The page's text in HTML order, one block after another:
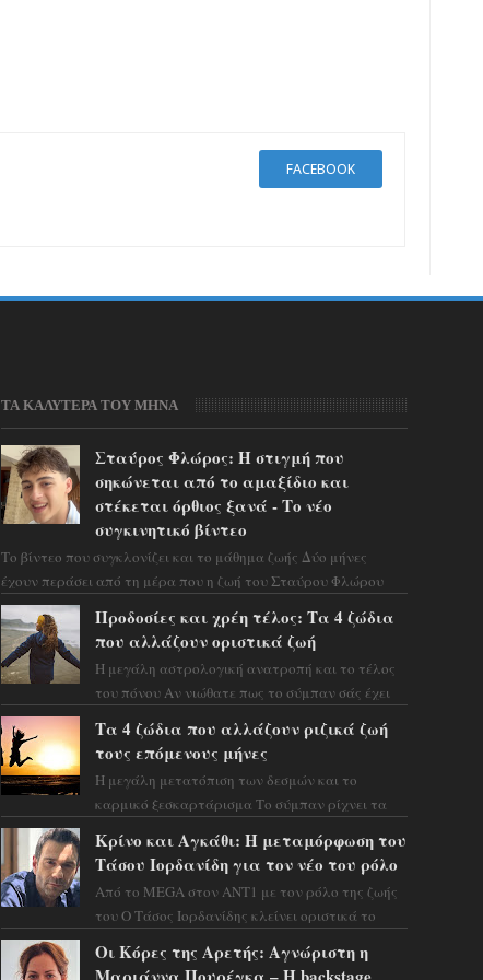
FACEBOOK
ΤΑ ΚΑΛΥΤΕΡΑ ΤΟΥ ΜΗΝΑ
Σταύρος Φλώρος: Η στιγμή που
σηκώνεται από το αμαξίδιο και
στέκεται όρθιος ξανά - Το νέο
συγκινητικό βίντεο
Το βίντεο που συγκλονίζει και το μάθημα ζωής Δύο μήνες
έχουν περάσει από τη μέρα που η ζωή του Σταύρου Φλώρου
άλλαξε για πάντα. Ο πρώην...Προδοσίες και χρέη τέλος: Τα 4 ζώδια
που αλλάζουν οριστικά ζωή
Η μεγάλη αστρολογική ανατροπή και το τέλος
του πόνου Αν νιώθατε πως το σύμπαν σάς έχει
βαθιά α...
Τα 4 ζώδια που αλλάζουν ριζικά ζωή
τους επόμενους μήνες
Η μεγάλη μετατόπιση των δεσμών και το
καρμικό ξεσκαρτάρισμα Το σύμπαν ρίχνει τα
προειδοποιεί: οι σελην...
Κρίνο και Αγκάθι: Η μεταμόρφωση του
Τάσου Ιορδανίδη για τον νέο του ρόλο
Από το MEGA στον ΑΝΤ1 με τον ρόλο της ζωής
του Ο Τάσος Ιορδανίδης κλείνει οριστικά το
Μόνο» ...
Οι Κόρες της Αρετής: Αγνώριστη η